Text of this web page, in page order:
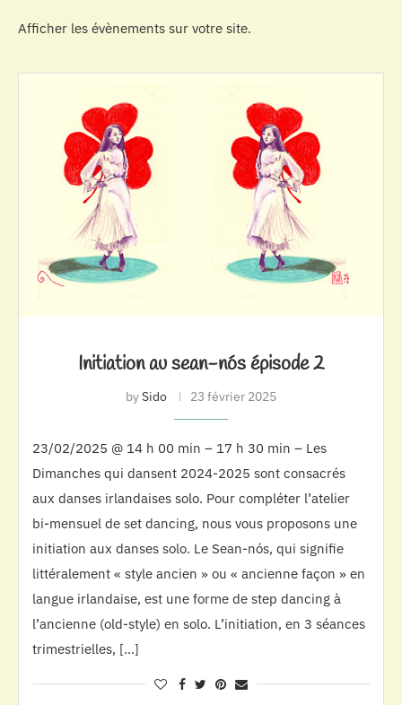
Afficher les évènements sur votre site.
Initiation au sean-nós épisode 2
bySido 23 février 2025
23/02/2025 @ 14 h 00 min – 17 h 30 min – Les
Dimanches qui dansent 2024-2025 sont consacrés
aux danses irlandaises solo. Pour compléter l’atelier
bi-mensuel de set dancing, nous vous proposons une
initiation aux danses solo. Le Sean-nós, qui signifie
littéralement « style ancien » ou « ancienne façon » en
langue irlandaise, est une forme de step dancing à
l’ancienne (old-style) en solo. L’initiation, en 3 séances
trimestrielles, […]